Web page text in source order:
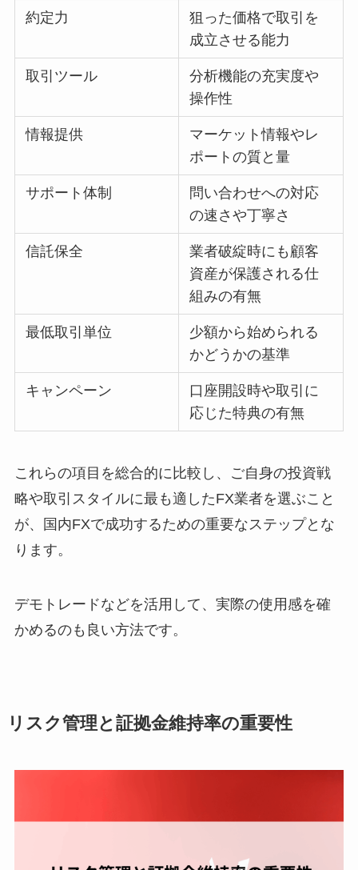
約定力
狙った価格で取引を
成立させる能力
取引ツール
分析機能の充実度や
操作性
情報提供
マーケット情報やレ
ポートの質と量
サポート体制
問い合わせへの対応
の速さや丁寧さ
信託保全
業者破綻時にも顧客
資産が保護される仕
組みの有無
最低取引単位
少額から始められる
かどうかの基準
キャンペーン
口座開設時や取引に
応じた特典の有無
これらの項目を総合的に比較し、ご自身の投資戦
略や取引スタイルに最も適したFX業者を選ぶこと
が、国内FXで成功するための重要なステップとな
ります。
デモトレードなどを活用して、実際の使用感を確
かめるのも良い方法です。
リスク管理と証拠金維持率の重要性